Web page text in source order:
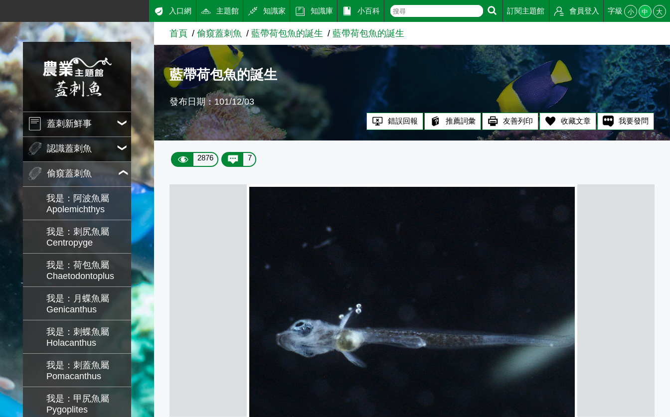
跳到主要內容
農業知識入口網
蓋刺新鮮事
認識蓋刺魚
偷窺蓋刺魚
我是：阿波魚屬
Apolemichthys
我是：刺尻魚屬
Centropyge
我是：荷包魚屬
Chaetodontoplus
我是：月蝶魚屬
Genicanthus
我是：刺蝶魚屬
Holacanthus
我是：刺蓋魚屬
Pomacanthus
我是：甲尻魚屬
Pygoplites
入口網 主題館 知識家 知識庫 小百科 訂閱主題館 會員登入 字級 小 中 大
首頁 偷窺蓋刺魚 藍帶荷包魚的誕生 藍帶荷包魚的誕生
藍帶荷包魚的誕生
發布日期：101/12/03
錯誤回報 推薦詞彙 友善列印 收藏文章 我要發問
2876 7